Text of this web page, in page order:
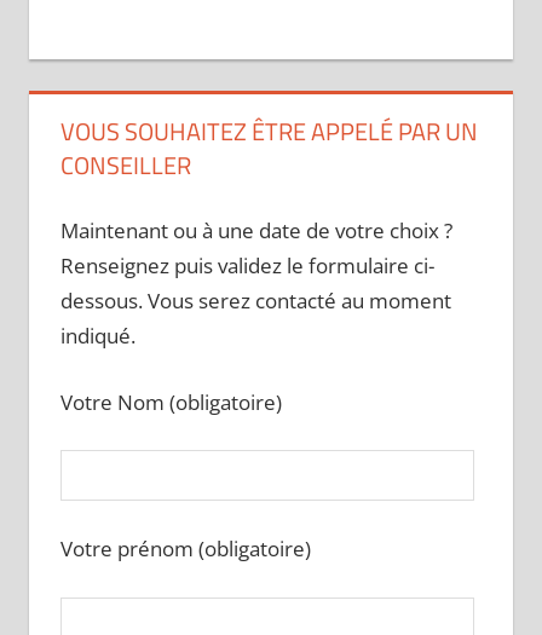
VOUS SOUHAITEZ ÊTRE APPELÉ PAR UN
CONSEILLER
Maintenant ou à une date de votre choix ?
Renseignez puis validez le formulaire ci-
dessous. Vous serez contacté au moment
indiqué.
Votre Nom (obligatoire)
Votre prénom (obligatoire)